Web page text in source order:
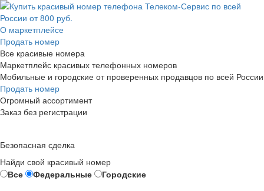
О маркетплейсе
Продать номер
Все красивые номера
Маркетплейс красивых телефонных номеров
Мобильные и городские от проверенных продавцов по всей России
Продать номер
Огромный ассортимент
Заказ без регистрации
Безопасная сделка
Найди свой красивый номер
Все
Федеральные
Городские